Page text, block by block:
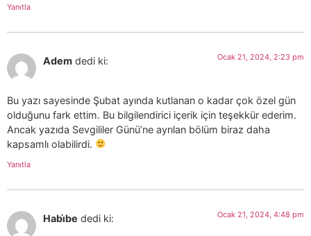
Yanıtla
Adem dedi ki: Ocak 21, 2024, 2:23 pm
Bu yazı sayesinde Şubat ayında kutlanan o kadar çok özel gün
olduğunu fark ettim. Bu bilgilendirici içerik için teşekkür ederim.
Ancak yazıda Sevgililer Günü’ne ayrılan bölüm biraz daha
kapsamlı olabilirdi.
Yanıtla
Habi̇be dedi ki: Ocak 21, 2024, 4:48 pm